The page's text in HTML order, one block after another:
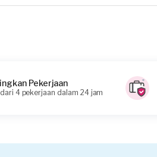
Pekerjaan
4 pekerjaan dalam 24 jam